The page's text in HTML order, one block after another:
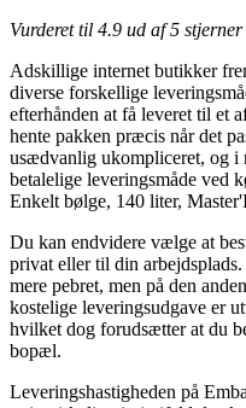
Vurderet til 4.9 ud af 5 stjerner
Adskillige internet butikker
diverse forskellige
efterhånden at få leveret til et
hente pakken præcis når det
usædvanlig ukompliceret, og i
betalelige leveringsmåde ved
Enkelt bølge, 140 liter,
Du kan endvidere vælge at
privat eller til din
mere pebret, men på den
kostelige leveringsudgave er
hvilket dog forudsætter at du
bopæl.
Leveringshastigheden på